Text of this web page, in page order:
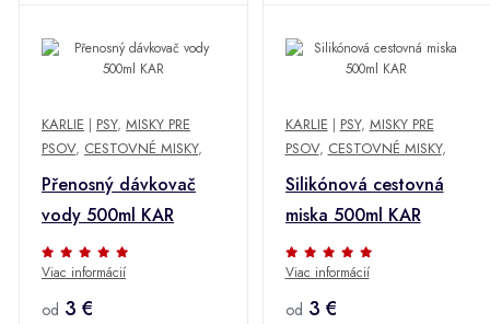
KARLIE | PSY, MISKY PRE
PSOV, CESTOVNÉ MISKY,
Přenosný dávkovač
vody 500ml KAR
Viac informácií
od 3 €
KARLIE | PSY, MISKY PRE
PSOV, CESTOVNÉ MISKY,
Silikónová cestovná
miska 500ml KAR
Viac informácií
od 3 €